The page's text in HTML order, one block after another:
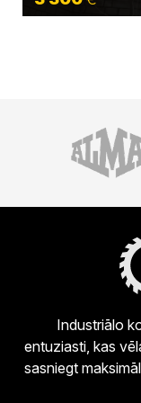
Industriālo
entuziasti, kas
sasniegt